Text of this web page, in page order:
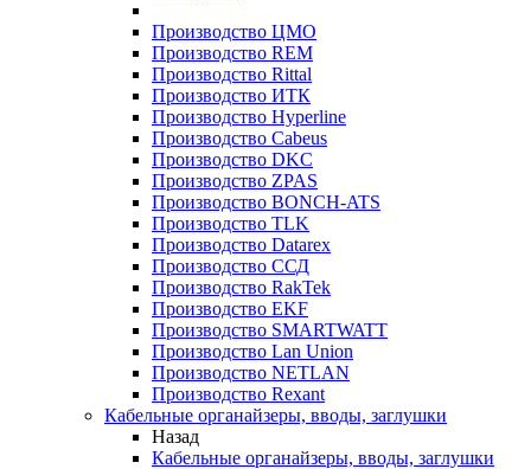
Производство ЦМО
Производство REM
Производство Rittal
Производство ИТК
Производство Hyperline
Производство Cabeus
Производство DKC
Производство ZPAS
Производство BONCH-ATS
Производство TLK
Производство Datarex
Производство ССД
Производство RakTek
Производство EKF
Производство SMARTWATT
Производство Lan Union
Производство NETLAN
Производство Rexant
Кабельные органайзеры, вводы, заглушки
Назад
Кабельные органайзеры, вводы, заглушки